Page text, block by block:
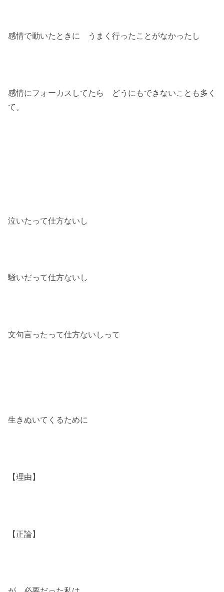
感情で動いたときに うまく行ったことがなかったし
感情にフォーカスしてたら どうにもできないことも多く
て。
泣いたって仕方ないし
騒いだって仕方ないし
文句言ったって仕方ないしって
生きぬいてくるために
【理由】
【正論】